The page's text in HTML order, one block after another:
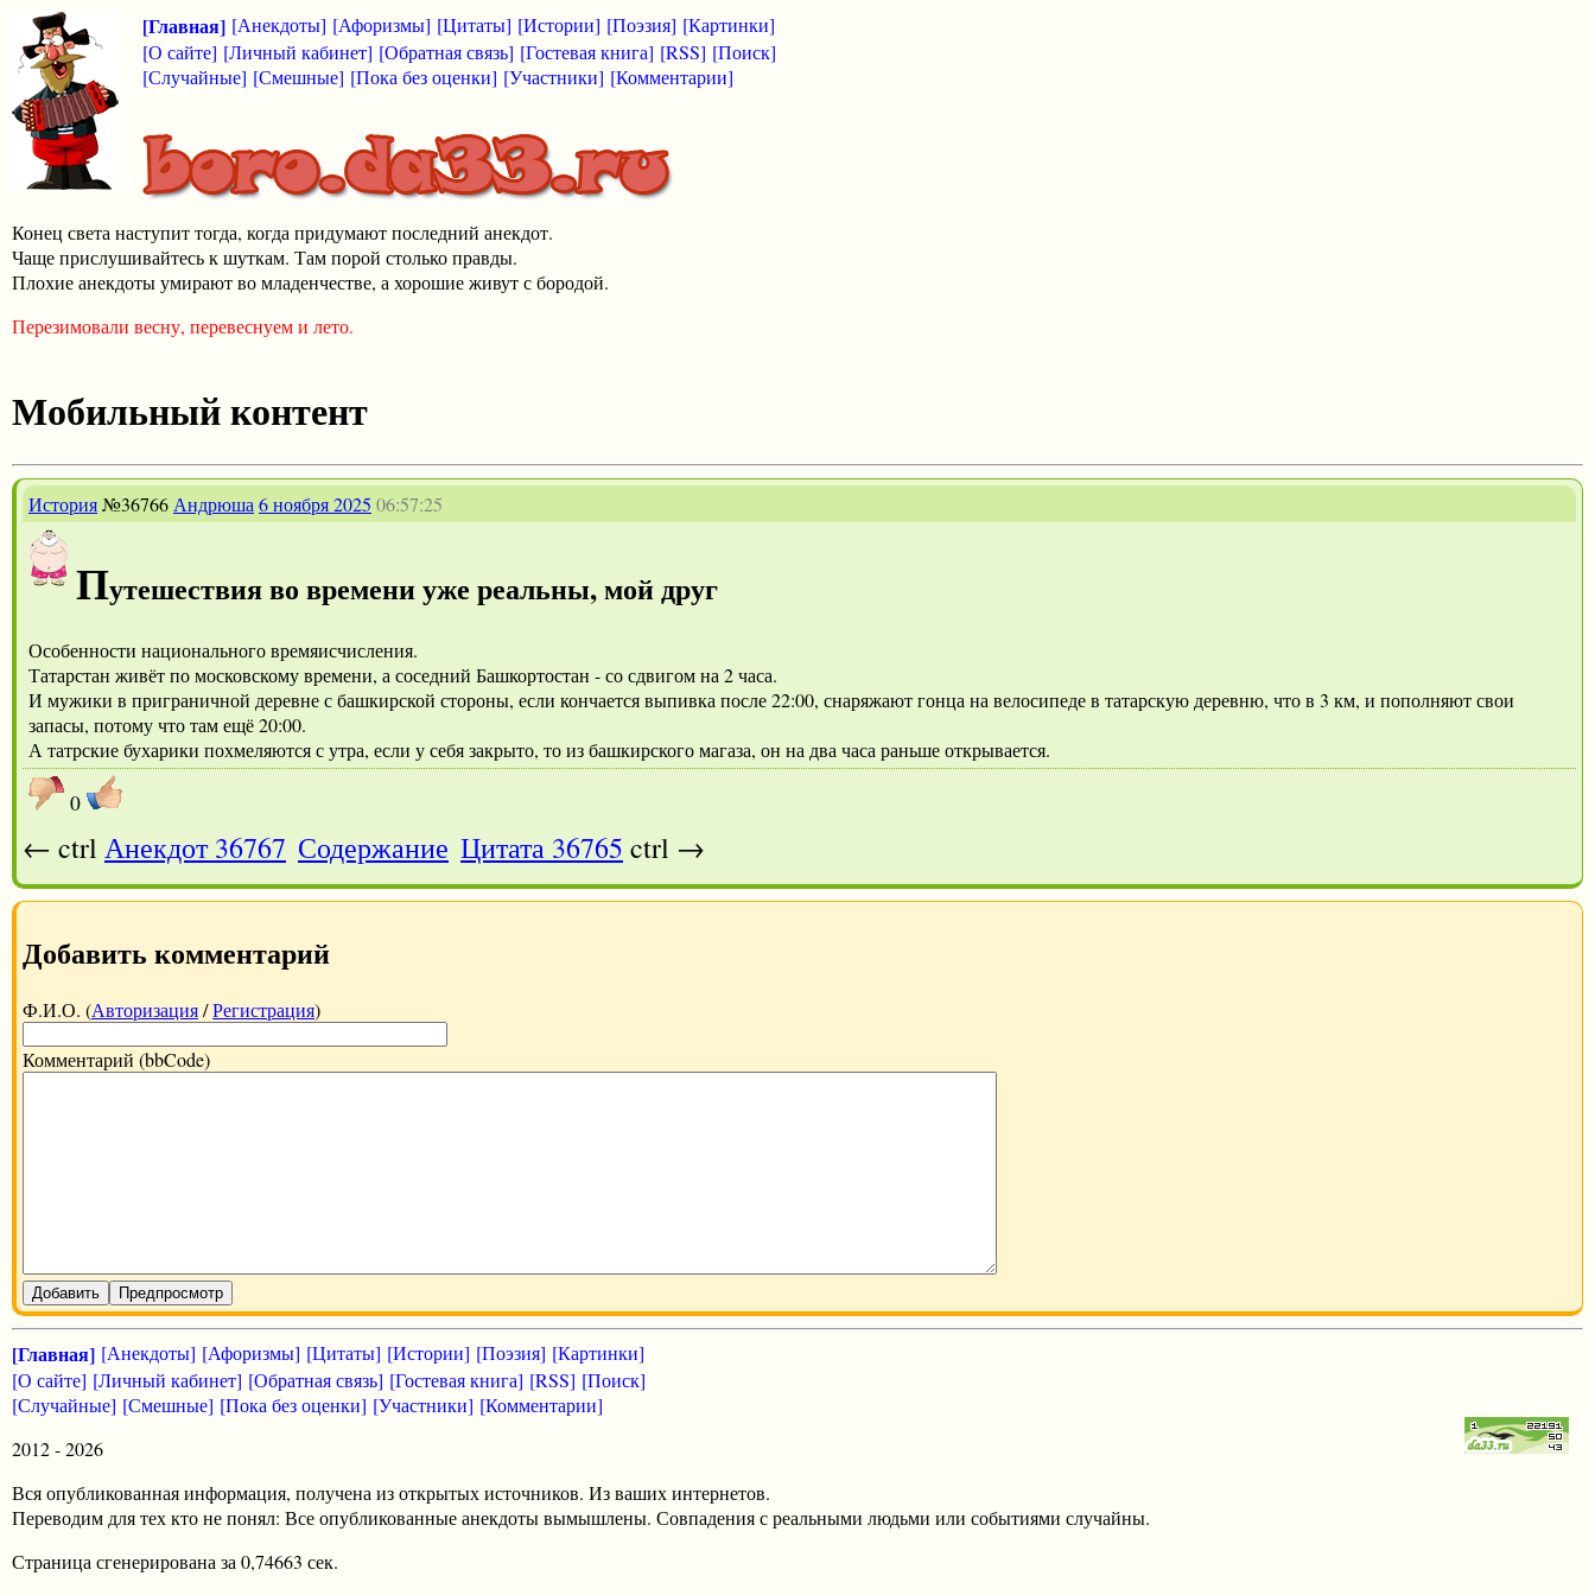
[Главная] [Анекдоты] [Афоризмы] [Цитаты] [Истории] [Поэзия] [Картинки]
[О сайте] [Личный кабинет] [Обратная связь] [Гостевая книга] [RSS] [Поиск]
[Случайные] [Смешные] [Пока без оценки] [Участники] [Комментарии]
Конец света наступит тогда, когда придумают последний анекдот.
Чаще прислушивайтесь к шуткам. Там порой столько правды.
Плохие анекдоты умирают во младенчестве, а хорошие живут с бородой.
Перезимовали весну, перевеснуем и лето.
Мобильный контент
История№36766 Андрюша 6 ноября 2025 06:57:25
Путешествия во времени уже реальны, мой друг
Особенности национального времяисчисления.
Татарстан живёт по московскому времени, а соседний Башкортостан - со сдвигом на 2 часа.
И мужики в приграничной деревне с башкирской стороны, если кончается выпивка после 22:00, снаряжают гонца на велосипеде в татарскую деревню, что в 3 км, и пополняют свои
запасы, потому что там ещё 20:00.
А татрские бухарики похмеляются с утра, если у себя закрыто, то из башкирского магаза, он на два часа раньше открывается.
0
← ctrl Анекдот 36767 Содержание Цитата 36765 ctrl →
Добавить комментарий
Ф.И.О. (Авторизация/Регистрация)
Комментарий (bbCode)
Добавить Предпросмотр
[Главная] [Анекдоты] [Афоризмы] [Цитаты] [Истории] [Поэзия] [Картинки]
[О сайте] [Личный кабинет] [Обратная связь] [Гостевая книга] [RSS] [Поиск]
[Случайные] [Смешные] [Пока без оценки] [Участники] [Комментарии]
2012 - 2026
Вся опубликованная информация, получена из открытых источников. Из ваших интернетов.
Переводим для тех кто не понял: Все опубликованные анекдоты вымышлены. Совпадения с реальными людьми или событиями случайны.
Страница сгенерирована за 0,74663 сек.